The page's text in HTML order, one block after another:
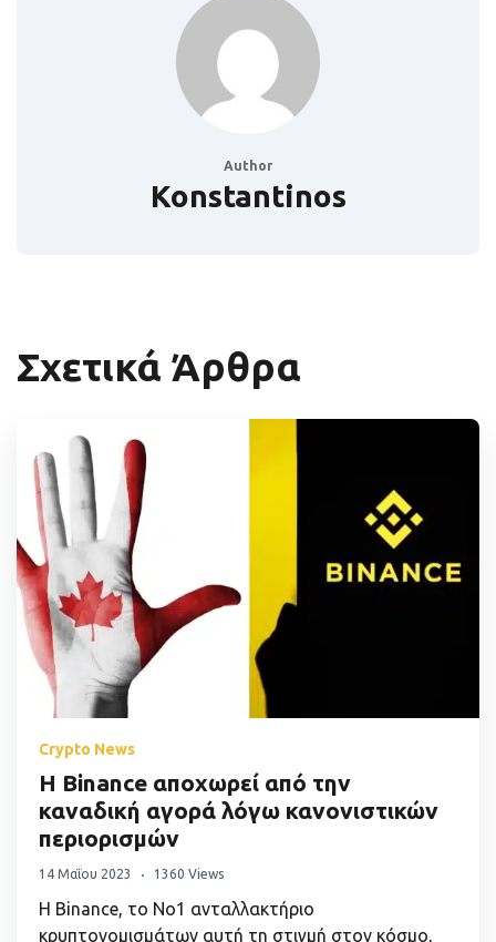
Author
Konstantinos
Σχετικά Άρθρα
Crypto News
Η Binance αποχωρεί από την
καναδική αγορά λόγω κανονιστικών
περιορισμών
14 Μαΐου 2023 1360 Views
Η Binance, το Νο1 ανταλλακτήριο
κρυπτονομισμάτων αυτή τη στιγμή στον κόσμο,